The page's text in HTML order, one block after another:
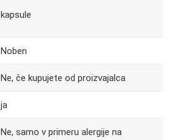
kapsule
Noben
Ne, če kupujete od proizvajalca
ja
Ne, samo v primeru alergije na